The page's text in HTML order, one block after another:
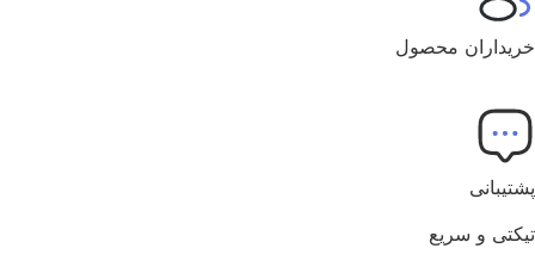
خریداران محصول
پشتیبانی
تیکتی و سریع